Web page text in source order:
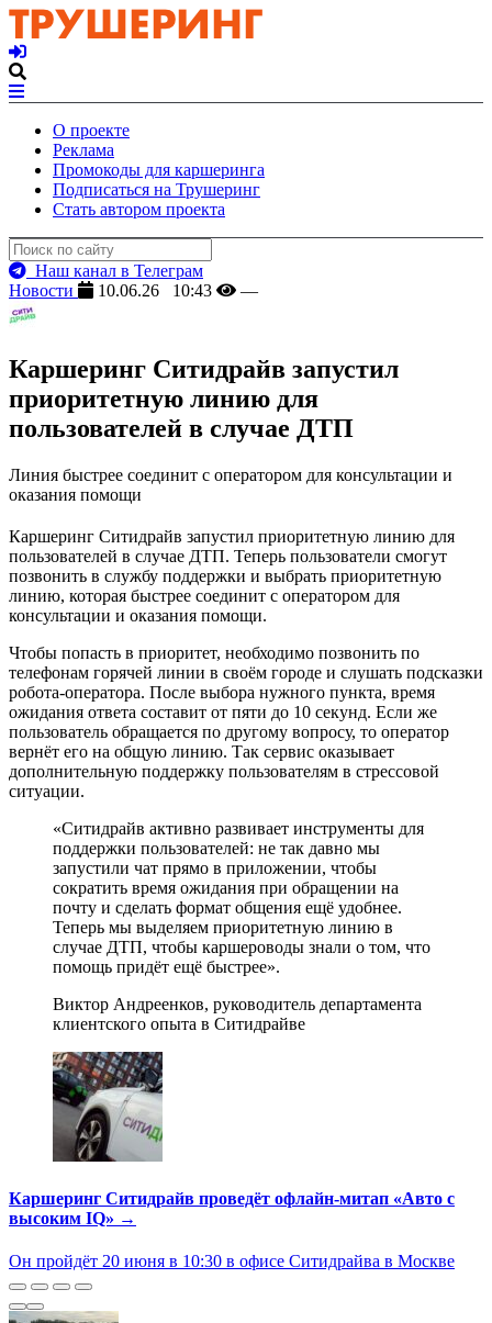
О проекте
Реклама
Промокоды для каршеринга
Подписаться на Трушеринг
Стать автором проекта
Наш канал в Телеграм
Новости
10.06.26 10:43 —
Каршеринг Ситидрайв запустил
приоритетную линию для
пользователей в случае ДТП
Линия быстрее соединит с оператором для консультации и
оказания помощи
Каршеринг Ситидрайв запустил приоритетную линию для
пользователей в случае ДТП. Теперь пользователи смогут
позвонить в службу поддержки и выбрать приоритетную
линию, которая быстрее соединит с оператором для
консультации и оказания помощи.
Чтобы попасть в приоритет, необходимо позвонить по
телефонам горячей линии в своём городе и слушать подсказки
робота-оператора. После выбора нужного пункта, время
ожидания ответа составит от пяти до 10 секунд. Если же
пользователь обращается по другому вопросу, то оператор
вернёт его на общую линию. Так сервис оказывает
дополнительную поддержку пользователям в стрессовой
ситуации.
«Ситидрайв активно развивает инструменты для
поддержки пользователей: не так давно мы
запустили чат прямо в приложении, чтобы
сократить время ожидания при обращении на
почту и сделать формат общения ещё удобнее.
Теперь мы выделяем приоритетную линию в
случае ДТП, чтобы каршероводы знали о том, что
помощь придёт ещё быстрее».
Виктор Андреенков, руководитель департамента
клиентского опыта в Ситидрайве
Каршеринг Ситидрайв проведёт офлайн-митап «Авто с
высоким IQ» →
Он пройдёт 20 июня в 10:30 в офисе Ситидрайва в Москве